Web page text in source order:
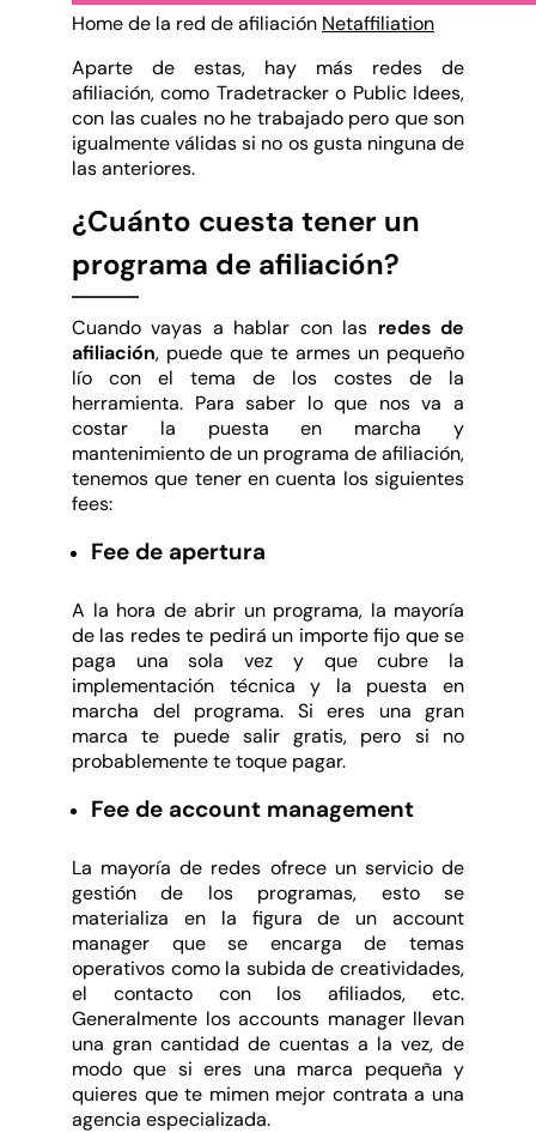
Home de la red de afiliación Netaffiliation
Aparte de estas, hay más redes de
afiliación, como Tradetracker o Public Idees,
con las cuales no he trabajado pero que son
igualmente válidas si no os gusta ninguna de
las anteriores.
¿Cuánto cuesta tener un
programa de afiliación?
Cuando vayas a hablar con las redes de
afiliación, puede que te armes un pequeño
lío con el tema de los costes de la
herramienta. Para saber lo que nos va a
costar la puesta en marcha y
mantenimiento de un programa de afiliación,
tenemos que tener en cuenta los siguientes
fees:
Fee de apertura
A la hora de abrir un programa, la mayoría
de las redes te pedirá un importe fijo que se
paga una sola vez y que cubre la
implementación técnica y la puesta en
marcha del programa. Si eres una gran
marca te puede salir gratis, pero si no
probablemente te toque pagar.
Fee de account management
La mayoría de redes ofrece un servicio de
gestión de los programas, esto se
materializa en la figura de un account
manager que se encarga de temas
operativos como la subida de creatividades,
el contacto con los afiliados, etc.
Generalmente los accounts manager llevan
una gran cantidad de cuentas a la vez, de
modo que si eres una marca pequeña y
quieres que te mimen mejor contrata a una
agencia especializada.